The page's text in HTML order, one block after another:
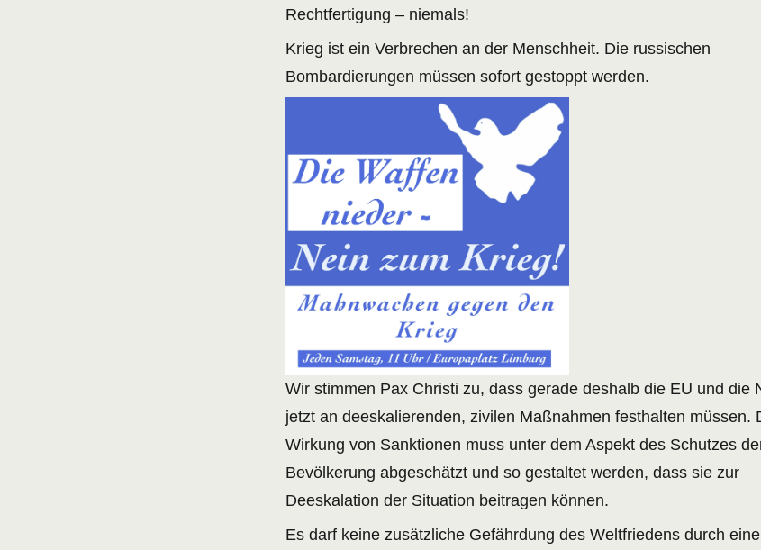
Rechtfertigung – niemals!
Krieg ist ein Verbrechen an der Menschheit. Die russischen
Bombardierungen müssen sofort gestoppt werden.
Wir stimmen Pax Christi zu, dass gerade deshalb die EU und die
jetzt an deeskalierenden, zivilen Maßnahmen festhalten müssen.
Wirkung von Sanktionen muss unter dem Aspekt des Schutzes
Bevölkerung abgeschätzt und so gestaltet werden, dass sie zur
Deeskalation der Situation beitragen können.
Es darf keine zusätzliche Gefährdung des Weltfriedens durch eine